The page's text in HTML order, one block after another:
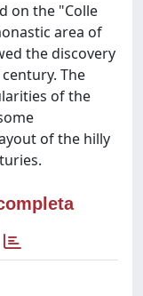
on the "Colle
area of
the discovery
The
of the
of the hilly